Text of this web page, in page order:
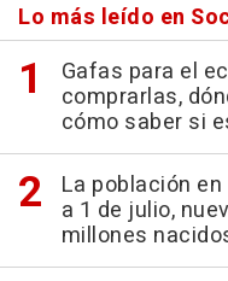
Lo más leído en
Gafas para el
comprarlas,
cómo saber si
La población
a 1 de julio,
millones